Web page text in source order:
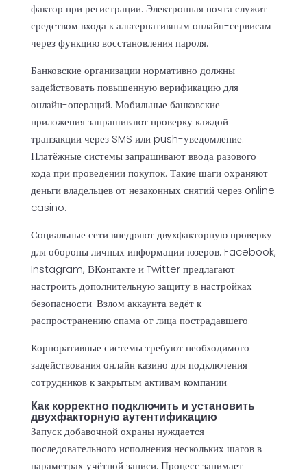
фактор при регистрации. Электронная почта служит
средством входа к альтернативным онлайн-сервисам
через функцию восстановления пароля.
Банковские организации нормативно должны
задействовать повышенную верификацию для
онлайн-операций. Мобильные банковские
приложения запрашивают проверку каждой
транзакции через SMS или push-уведомление.
Платёжные системы запрашивают ввода разового
кода при проведении покупок. Такие шаги охраняют
деньги владельцев от незаконных снятий через online
casino.
Социальные сети внедряют двухфакторную проверку
для обороны личных информации юзеров. Facebook,
Instagram, ВКонтакте и Twitter предлагают
настроить дополнительную защиту в настройках
безопасности. Взлом аккаунта ведёт к
распространению спама от лица пострадавшего.
Корпоративные системы требуют необходимого
задействования онлайн казино для подключения
сотрудников к закрытым активам компании.
Как корректно подключить и установить
двухфакторную аутентификацию
Запуск добавочной охраны нуждается
последовательного исполнения нескольких шагов в
параметрах учётной записи. Процесс занимает